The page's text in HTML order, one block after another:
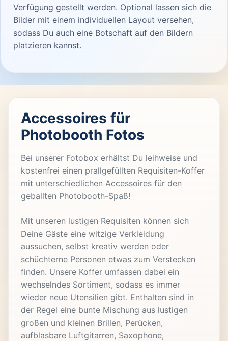
Verfügung gestellt werden. Optional lassen sich die
Bilder mit einem individuellen Layout versehen,
sodass Du auch eine Botschaft auf den Bildern
platzieren kannst.
Accessoires für
Photobooth Fotos
Bei unserer Fotobox erhältst Du leihweise und
kostenfrei einen prallgefüllten Requisiten-Koffer
mit unterschiedlichen Accessoires für den
geballten Photobooth-Spaß!
Mit unseren lustigen Requisiten können sich
Deine Gäste eine witzige Verkleidung
aussuchen, selbst kreativ werden oder
schüchterne Personen etwas zum Verstecken
finden. Unsere Koffer umfassen dabei ein
wechselndes Sortiment, sodass es immer
wieder neue Utensilien gibt. Enthalten sind in
der Regel eine bunte Mischung aus lustigen
großen und kleinen Brillen, Perücken,
aufblasbare Luftgitarren, Saxophone,